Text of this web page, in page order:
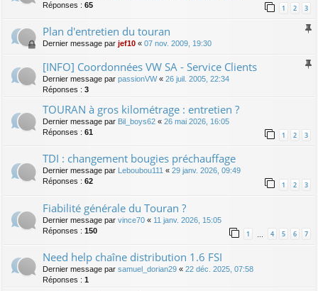
Réponses : 65 1 2 3
Plan d'entretien du touran
Dernier message par jef10 « 07 nov. 2009, 19:30
[INFO] Coordonnées VW SA - Service Clients
Dernier message par passionVW« 26 juil. 2005, 22:34
Réponses : 3
TOURAN à gros kilométrage : entretien ?
Dernier message par Bil_boys62 « 26 mai 2026, 16:05
Réponses : 61 1 2 3
TDI : changement bougies préchauffage
Dernier message par Leboubou111 « 29 janv. 2026, 09:49
Réponses : 62 1 2 3
Fiabilité générale du Touran ?
Dernier message par vince70 « 11 janv. 2026, 15:05
Réponses : 150 1 4 5 6 7
Need help chaîne distribution 1.6 FSI
Dernier message par samuel_dorian29 « 22 déc. 2025, 07:58
Réponses : 1